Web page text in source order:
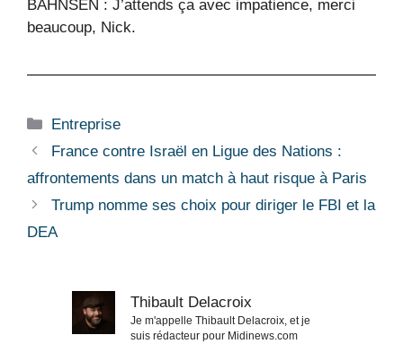
BAHNSEN : J’attends ça avec impatience, merci
beaucoup, Nick.
Catégories
Entreprise
France contre Israël en Ligue des Nations :
affrontements dans un match à haut risque à Paris
Trump nomme ses choix pour diriger le FBI et la
DEA
Thibault Delacroix
Je m'appelle Thibault Delacroix, et je
suis rédacteur pour Midinews.com